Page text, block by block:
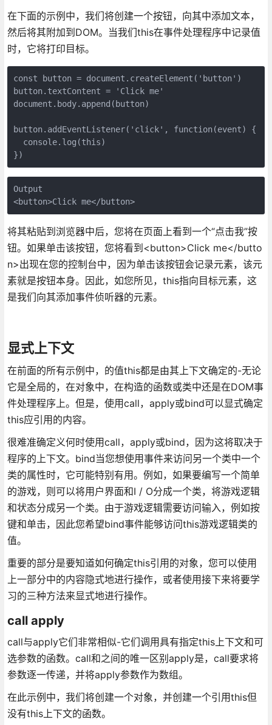
在下面的示例中，我们将创建一个按钮，向其中添加文本，
然后将其附加到DOM。当我们this在事件处理程序中记录值
时，它将打印目标。
const button = document.createElement('button')
button.textContent = 'Click me'
document.body.append(button)
button.addEventListener('click', function(event) {
  console.log(this)
})
Output
<button>Click me</button>
将其粘贴到浏览器中后，您将在页面上看到一个“点击我”按
钮。如果单击该按钮，您将看到<button>Click me</butto
n>出现在您的控制台中，因为单击该按钮会记录元素，该元
素就是按钮本身。因此，如您所见，this指向目标元素，这
是我们向其添加事件侦听器的元素。
显式上下文
在前面的所有示例中，的值this都是由其上下文确定的-无论
它是全局的，在对象中，在构造的函数或类中还是在DOM事
件处理程序上。但是，使用call，apply或bind可以显式确定
this应引用的内容。
很难准确定义何时使用call，apply或bind，因为这将取决于
程序的上下文。bind当您想使用事件来访问另一个类中一个
类的属性时，它可能特别有用。例如，如果要编写一个简单
的游戏，则可以将用户界面和I / O分成一个类，将游戏逻辑
和状态分成另一个类。由于游戏逻辑需要访问输入，例如按
键和单击，因此您希望bind事件能够访问this游戏逻辑类的
值。
重要的部分是要知道如何确定this引用的对象，您可以使用
上一部分中的内容隐式地进行操作，或者使用接下来将要学
习的三种方法来显式地进行操作。
call apply
call与apply它们非常相似-它们调用具有指定this上下文和可
选参数的函数。call和之间的唯一区别apply是，call要求将
参数逐一传递，并将apply参数作为数组。
在此示例中，我们将创建一个对象，并创建一个引用this但
没有this上下文的函数。